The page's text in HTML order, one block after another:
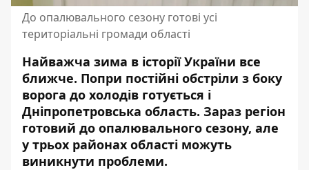
До опалювального сезону готові усі
територіальні громади області
Найважча зима в історії України все
ближче. Попри постійні обстріли з боку
ворога до холодів готується і
Дніпропетровська область. Зараз регіон
готовий до опалювального сезону, але
у трьох районах області можуть
виникнути проблеми.